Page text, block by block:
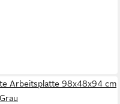
Arbeitsplatte 98x48x94 cm